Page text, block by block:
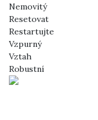
Nemovitý
Resetovat
Restartujte
Vzpurný
Vztah
Robustní